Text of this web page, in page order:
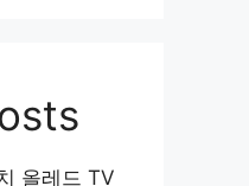
올레드 TV